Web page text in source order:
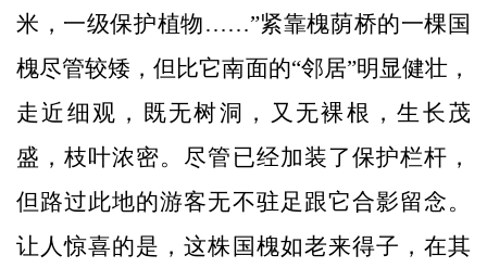
米，一级保护植物……”紧靠槐荫桥的一棵国
槐尽管较矮，但比它南面的“邻居”明显健壮，
走近细观，既无树洞，又无裸根，生长茂
盛，枝叶浓密。尽管已经加装了保护栏杆，
但路过此地的游客无不驻足跟它合影留念。
让人惊喜的是，这株国槐如老来得子，在其